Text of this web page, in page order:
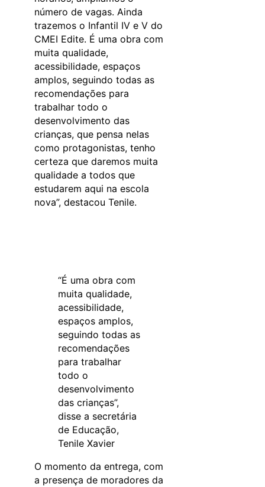
número de vagas. Ainda
trazemos o Infantil IV e V do
CMEI Edite. É uma obra com
muita qualidade,
acessibilidade, espaços
amplos, seguindo todas as
recomendações para
trabalhar todo o
desenvolvimento das
crianças, que pensa nelas
como protagonistas, tenho
certeza que daremos muita
qualidade a todos que
estudarem aqui na escola
nova”, destacou Tenile.
“É uma obra com
muita qualidade,
acessibilidade,
espaços amplos,
seguindo todas as
recomendações
para trabalhar
todo o
desenvolvimento
das crianças”,
disse a secretária
de Educação,
Tenile Xavier
O momento da entrega, com
a presença de moradores da